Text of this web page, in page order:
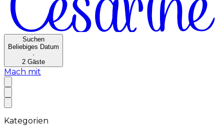
Suchen
Beliebiges Datum
·
2 Gäste
Mach mit
Kategorien